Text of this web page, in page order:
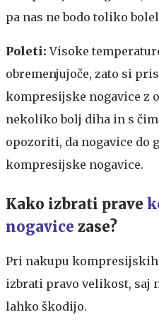
pa nas ne bodo toliko
Poleti: Visoke
obremenjujoče, zato si
kompresijske nogavice z
nekoliko bolj diha in s čim
opozoriti, da nogavice do
kompresijske nogavice.
Kako izbrati prave
nogavice zase?
Pri nakupu
izbrati pravo velikost, saj
lahko škodijo.